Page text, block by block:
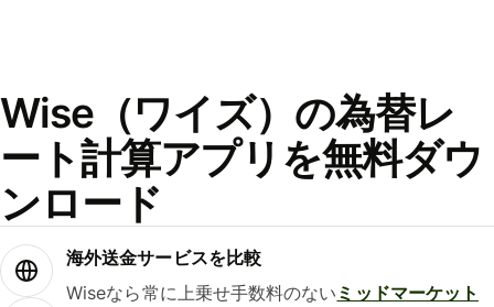
Wise（ワイズ）の為替レ
ート計算アプリを無料ダウ
ンロード
海外送金サービスを比較
Wiseなら常に上乗せ手数料のない ミッドマーケット